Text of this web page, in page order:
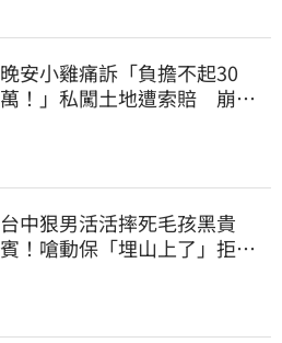
晚安小雞痛訴「負擔不起30
萬！」私闖土地遭索賠 崩
台中狠男活活摔死毛孩黑貴
賓！嗆動保「埋山上了」拒交